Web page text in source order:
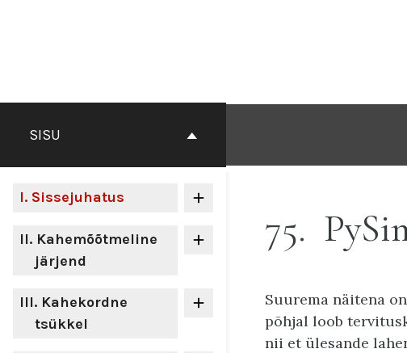
SISU
I. Sissejuhatus
II. Kahemõõtmeline
järjend
III. Kahekordne
tsükkel
75
Suurema näitena
põhjal loob
nii et ülesande